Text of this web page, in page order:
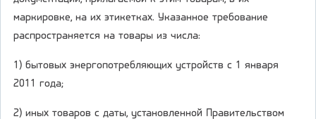
маркировке, на их этикетках. Указанное требование
распространяется на товары из числа:
1) бытовых энергопотребляющих устройств с 1 января
2011 года;
2) иных товаров с даты, установленной Правительством